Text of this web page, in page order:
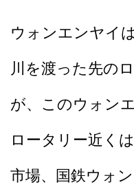
ウォンエンヤイ
川を渡った先の
が、このウォン
ロータリー近く
市場、国鉄ウォ